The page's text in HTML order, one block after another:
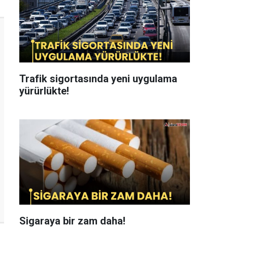
Trafik sigortasında yeni uygulama
yürürlükte!
Sigaraya bir zam daha!